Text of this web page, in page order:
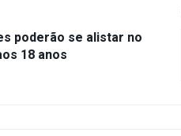
poderão se alistar no
18 anos